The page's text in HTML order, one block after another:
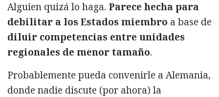
Alguien quizá lo haga. Parece hecha para
debilitar a los Estados miembro a base de
diluir competencias entre unidades
regionales de menor tamaño.
Probablemente pueda convenirle a Alemania,
donde nadie discute (por ahora) la